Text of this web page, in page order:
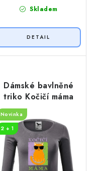
Skladem
Dámské bavlněné
triko Kočičí máma
Novinka
2 + 1